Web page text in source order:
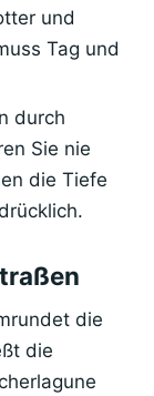
und
Tag und
durch
Sie nie
die Tiefe
die
die